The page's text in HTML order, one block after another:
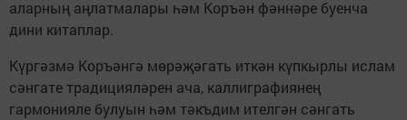
аларның аңлатмалары һәм Коръән фәннәре буенча
дини китаплар.
Күргәзмә Коръәнгә мөрәҗәгать иткән күпкырлы ислам
сәнгате традицияләрен ача, каллиграфиянең
гармонияле булуын һәм тәкъдим ителгән сәнгать